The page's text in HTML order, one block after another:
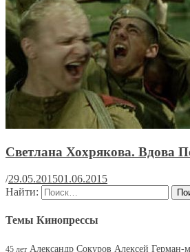
Светлана Хохрякова. Вдова
/29.05.201501.06.2015
Найти:
Темы Кинопрессы
45 лет Александр Сокуров Алексей Герман-